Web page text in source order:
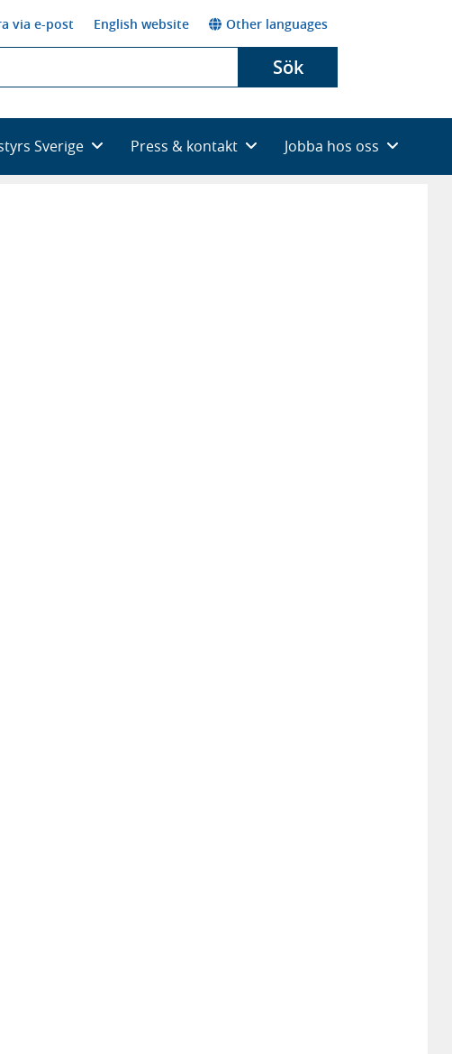
via e-post English website Other languages
Sök
Sverige Press & kontakt Jobba hos oss